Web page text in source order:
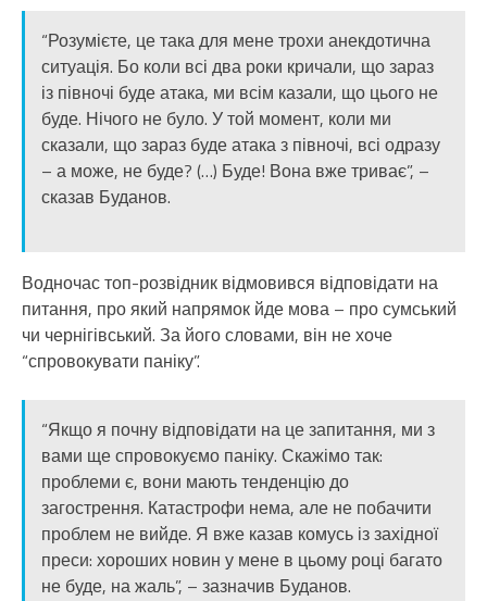
“Розумієте, це така для мене трохи анекдотична
ситуація. Бо коли всі два роки кричали, що зараз
із півночі буде атака, ми всім казали, що цього не
буде. Нічого не було. У той момент, коли ми
сказали, що зараз буде атака з півночі, всі одразу
– а може, не буде? (…) Буде! Вона вже триває”, –
сказав Буданов.
Водночас топ-розвідник відмовився відповідати на
питання, про який напрямок йде мова – про сумський
чи чернігівський. За його словами, він не хоче
“спровокувати паніку”.
“Якщо я почну відповідати на це запитання, ми з
вами ще спровокуємо паніку. Скажімо так:
проблеми є, вони мають тенденцію до
загострення. Катастрофи нема, але не побачити
проблем не вийде. Я вже казав комусь із західної
преси: хороших новин у мене в цьому році багато
не буде, на жаль”, – зазначив Буданов.